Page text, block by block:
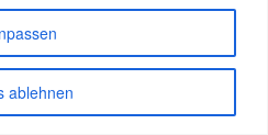
ablehnen